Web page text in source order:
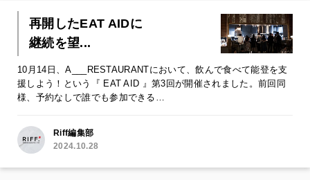
再開したEAT AIDに
継続を望...
10月14日、A___RESTAURANTにおいて、飲んで食べて能登を支
援しよう！という『 EAT AID 』第3回が開催されました。前回同
様、予約なしで誰でも参加できる…
Riff編集部
2024.10.28